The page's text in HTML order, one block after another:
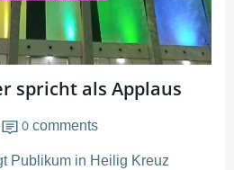
spricht als Applaus
0 comments
Publikum in Heilig Kreuz